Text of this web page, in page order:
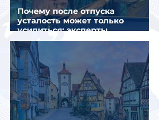
Почему после отпуска
усталость может только
усилиться: эксперты
объяснили причины